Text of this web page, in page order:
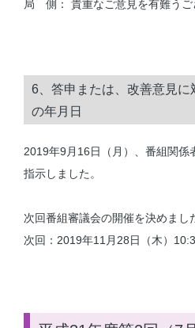
局 側： 貴重なご意見を有難うご
6、答申または、改善意見
の年月日
2019年9月16日（月）、番組関係
指示しました。
次回番組審議会の開催を決めまし
次回：2019年11月28日（木）